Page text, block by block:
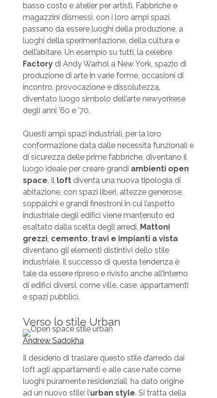
basso costo e atelier per artisti. Fabbriche e
magazzini dismessi, con i loro ampi spazi,
passano da essere luoghi della produzione, a
luoghi della sperimentazione, della cultura e
dell’abitare. Un esempio su tutti, la celebre
Factory di Andy Warhol a New York, spazio di
produzione di arte in varie forme, occasioni di
incontro, provocazione e dissolutezza,
diventato luogo simbolo dell’arte newyorkese
degli anni ’60 e ’70.
Questi ampi spazi industriali, per la loro
conformazione data dalle necessità funzionali e
di sicurezza delle prime fabbriche, diventano il
luogo ideale per creare grandi ambienti open
space. Il loft diventa una nuova tipologia di
abitazione, con spazi liberi, altezze generose,
soppalchi e grandi finestroni in cui l’aspetto
industriale degli edifici viene mantenuto ed
esaltato dalla scelta degli arredi. Mattoni
grezzi, cemento, travi e impianti a vista
diventano gli elementi distintivi dello stile
industriale. Il successo di questa tendenza è
tale da essere ripreso e rivisto anche all’interno
di edifici diversi, come ville, case, appartamenti
e spazi pubblici.
Verso lo stile Urban
Andrew Sadokha
Il desiderio di traslare questo stile d’arredo dai
loft agli appartamenti e alle case nate come
luoghi puramente residenziali, ha dato origine
ad un nuovo stile: l’urban style. Si tratta della